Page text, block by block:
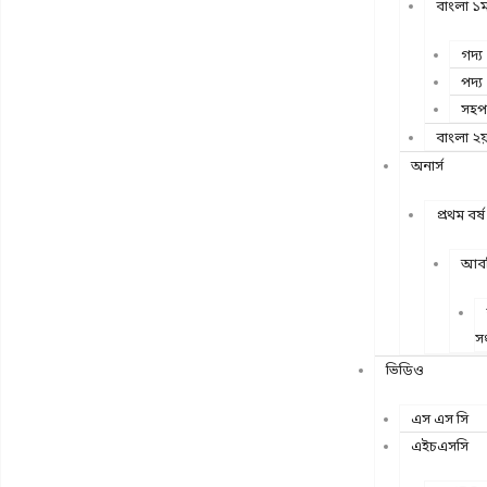
বাংলা
গদ্য
পদ্য
বাংলা
অনার্স
প্রথম বর্ষ
ভিডিও
এস এস সি
এইচএসসি